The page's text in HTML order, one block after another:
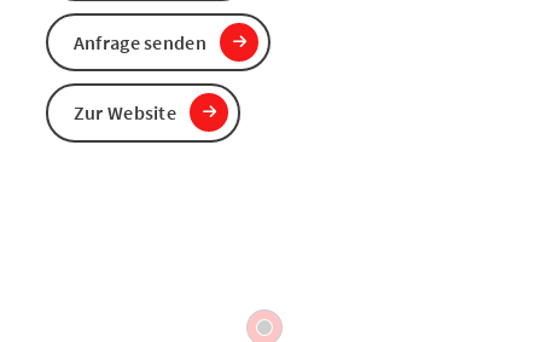
Anfrage senden
Zur Website